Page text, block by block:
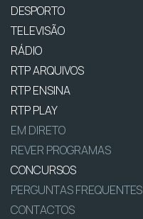
DESPORTO
TELEVISÃO
RÁDIO
RTP ARQUIVOS
RTP ENSINA
RTP PLAY
EM DIRETO
REVER PROGRAMAS
CONCURSOS
PERGUNTAS FREQUENTES
CONTACTOS